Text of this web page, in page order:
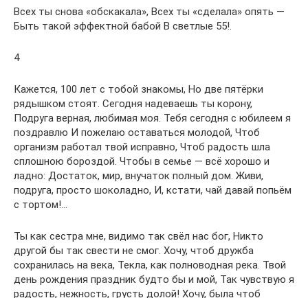
Всех ты снова «обскакала», Всех ты «сделала» опять —
Быть такой эффектной бабой В светлые 55!.
4
Кажется, 100 лет с тобой знакомы, Но две пятёрки
рядышком стоят. Сегодня надеваешь ты корону,
Подруга верная, любимая моя. Тебя сегодня с юбилеем я
поздравлю И пожелаю оставаться молодой, Чтоб
организм работал твой исправно, Чтоб радость шла
сплошною бороздой. Чтобы в семье — всё хорошо и
ладно: Достаток, мир, внучаток полный дом. Живи,
подруга, просто шоколадно, И, кстати, чай давай попьём
с тортом!…
Ты как сестра мне, видимо так свёл нас бог, Никто
другой бы так свести не смог. Хочу, чтоб дружба
сохранилась на века, Текла, как полноводная река. Твой
день рождения праздник будто бы и мой, Так чувствую я
радость, нежность, грусть долой! Хочу, была чтоб